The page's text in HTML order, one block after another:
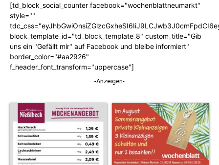
[td_block_social_counter facebook="wochenblattneumarkt"
style=""
block_template_id="td_block_template_8" custom_title="Gib
uns ein "Gefällt mir" auf Facebook und bleibe informiert"
border_color="#aa2926"
f_header_font_transform="uppercase"]
-Anzeigen-